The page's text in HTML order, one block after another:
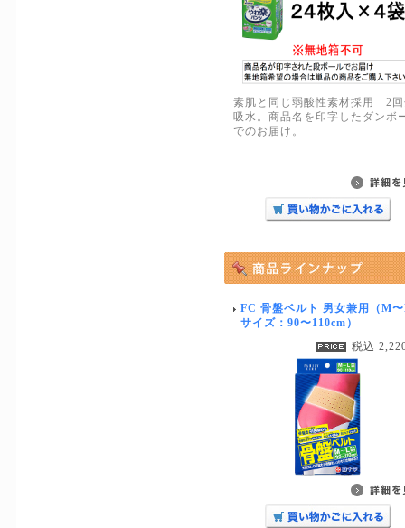
素肌と同じ弱酸性素材採用 2
吸水。商品名を印字したダンボ
でのお届け。
FC 骨盤ベルト 男女兼用（M
サイズ：90〜110cm）
税込